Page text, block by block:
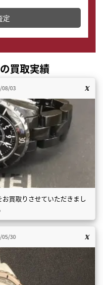
ることが出来ます。
定
買取実績
08/03
買取りさせていただきまし
05/30